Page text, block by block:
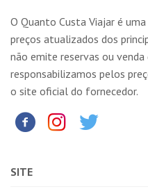
O Quanto Custa Viajar é
preços atualizados dos
não emite reservas ou
responsabilizamos pelos
o site oficial do fornecedor.
SITE